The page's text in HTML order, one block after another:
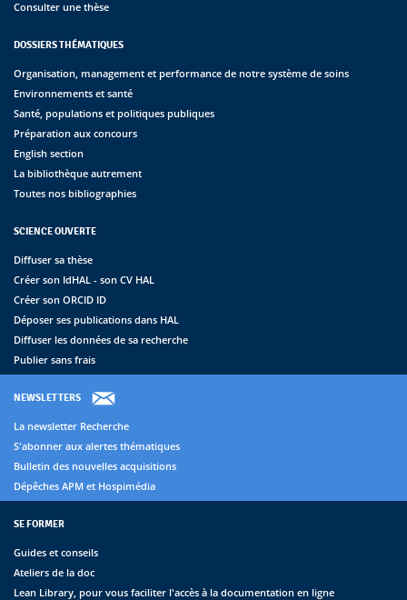
Consulter une thèse
DOSSIERS THÉMATIQUES
Organisation, management et performance de notre système de soins
Environnements et santé
Santé, populations et politiques publiques
Préparation aux concours
English section
La bibliothèque autrement
Toutes nos bibliographies
SCIENCE OUVERTE
Diffuser sa thèse
Créer son IdHAL - son CV HAL
Créer son ORCID ID
Déposer ses publications dans HAL
Diffuser les données de sa recherche
Publier sans frais
NEWSLETTERS
La newsletter Recherche
S'abonner aux alertes thématiques
Bulletin des nouvelles acquisitions
Dépêches APM et Hospimédia
SE FORMER
Guides et conseils
Ateliers de la doc
Lean Library, pour vous faciliter l'accès à la documentation en ligne